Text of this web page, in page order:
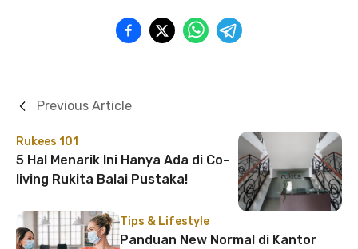
Rukees 101
5 Hal Menarik Ini Hanya Ada di Co-
living Rukita Balai Pustaka!
Previous Article
Tips & Lifestyle
Panduan New Normal di Kantor